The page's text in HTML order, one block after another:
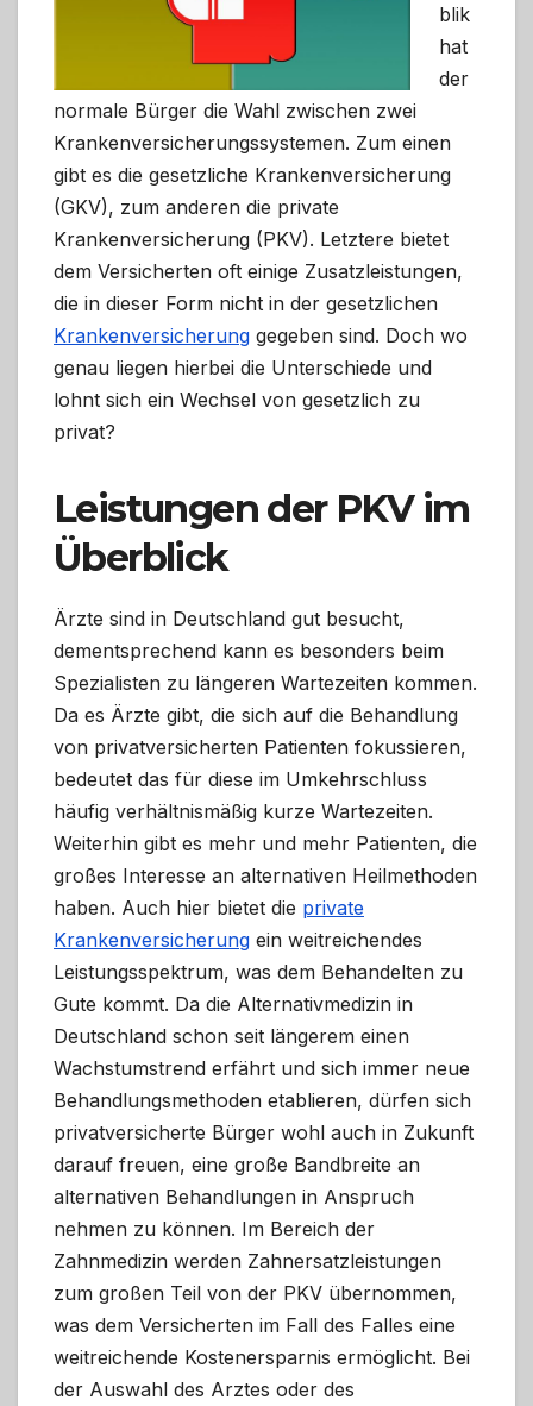
blik
hat
der
normale Bürger die Wahl zwischen zwei
Krankenversicherungssystemen. Zum einen
gibt es die gesetzliche Krankenversicherung
(GKV), zum anderen die private
Krankenversicherung (PKV). Letztere bietet
dem Versicherten oft einige Zusatzleistungen,
die in dieser Form nicht in der gesetzlichen
Krankenversicherung gegeben sind. Doch wo
genau liegen hierbei die Unterschiede und
lohnt sich ein Wechsel von gesetzlich zu
privat?
Leistungen der PKV im
Überblick
Ärzte sind in Deutschland gut besucht,
dementsprechend kann es besonders beim
Spezialisten zu längeren Wartezeiten kommen.
Da es Ärzte gibt, die sich auf die Behandlung
von privatversicherten Patienten fokussieren,
bedeutet das für diese im Umkehrschluss
häufig verhältnismäßig kurze Wartezeiten.
Weiterhin gibt es mehr und mehr Patienten, die
großes Interesse an alternativen Heilmethoden
haben. Auch hier bietet die private
Krankenversicherung ein weitreichendes
Leistungsspektrum, was dem Behandelten zu
Gute kommt. Da die Alternativmedizin in
Deutschland schon seit längerem einen
Wachstumstrend erfährt und sich immer neue
Behandlungsmethoden etablieren, dürfen sich
privatversicherte Bürger wohl auch in Zukunft
darauf freuen, eine große Bandbreite an
alternativen Behandlungen in Anspruch
nehmen zu können. Im Bereich der
Zahnmedizin werden Zahnersatzleistungen
zum großen Teil von der PKV übernommen,
was dem Versicherten im Fall des Falles eine
weitreichende Kostenersparnis ermöglicht. Bei
der Auswahl des Arztes oder des